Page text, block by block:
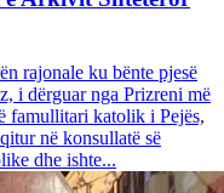
rajonale ku bënte pjesë
i dërguar nga Prizreni më
famullitari katolik i Pejës,
në konsullatë së
dhe ishte...